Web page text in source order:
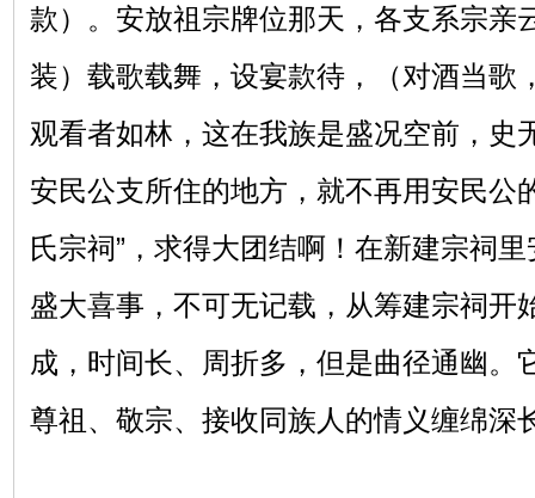
款）。安放祖宗牌位那天，各支系宗亲
装）载歌载舞，设宴款待，（对酒当歌
观看者如林，这在我族是盛况空前，史
安民公支所住的地方，就不再用安民公
氏宗祠”，求得大团结啊！在新建宗祠
盛大喜事，不可无记载，从筹建宗祠开
成，时间长、周折多，但是曲径通幽。
尊祖、敬宗、接收同族人的情义缠绵深